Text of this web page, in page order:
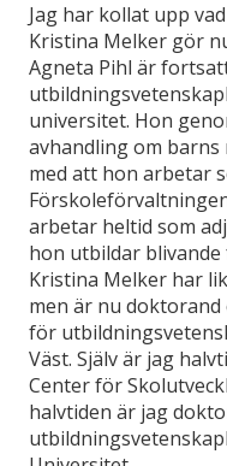
Jag har kollat upp
Kristina Melker gör
Agneta Pihl är
universitet. Hon
avhandling om
med att hon arbetar
arbetar heltid som
hon utbildar
Kristina Melker har
men är nu doktorand
för
Väst. Själv är jag
Center för
halvtiden är jag